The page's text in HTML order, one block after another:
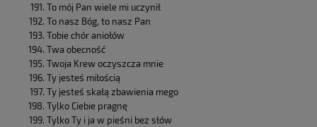
To mój Pan wiele mi uczynił
To nasz Bóg, to nasz Pan
Tobie chór aniołów
Twa obecność
Twoja Krew oczyszcza mnie
Ty jesteś miłością
Ty jesteś skałą zbawienia mego
Tylko Ciebie pragnę
Tylko Ty i ja w pieśni bez słów